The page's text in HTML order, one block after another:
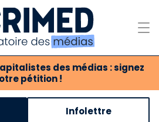
des médias : signez
pétition !
association
des médias
Infolettre